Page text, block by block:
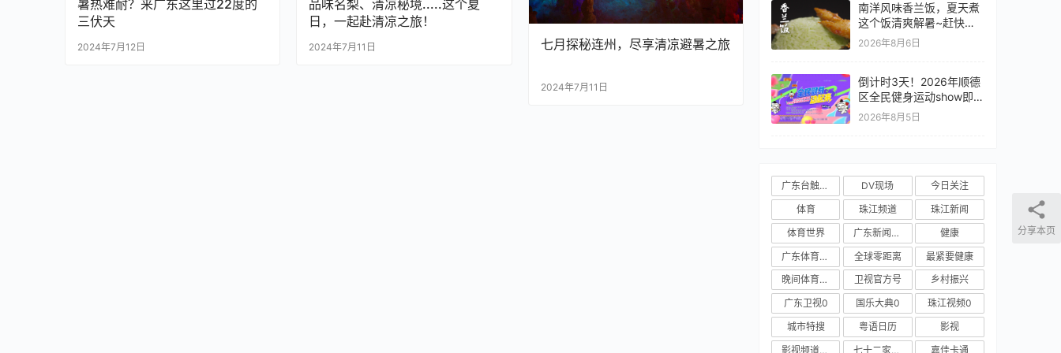
暑热难耐？来广东这里过22度的
三伏天
2024年7月12日
品味名梨、清凉秘境.....这个夏
日，一起赴清凉之旅！
2024年7月11日 七月探秘连州，尽享清凉避暑之旅
2024年7月11日
南洋风味香兰饭，夏天煮
这个饭清爽解暑~赶快学
起来吧~#全世界中国味 #
2026年8月6日
倒计时3天！2026年顺德
区全民健身运动show即将
开启！
2026年8月5日
广东台触电新闻 DV现场
今日关注
体育
珠江频道
珠江新闻
体育世界
广东新闻频道
健康
广东体育频道
全球零距离
最紧要健康
晚间体育新闻
卫视官方号
乡村振兴
广东卫视0
国乐大典0
珠江视频0
城市特搜
粤语日历
影视
影视频道新媒体
七十二家房客 嘉佳卡通
分享本页